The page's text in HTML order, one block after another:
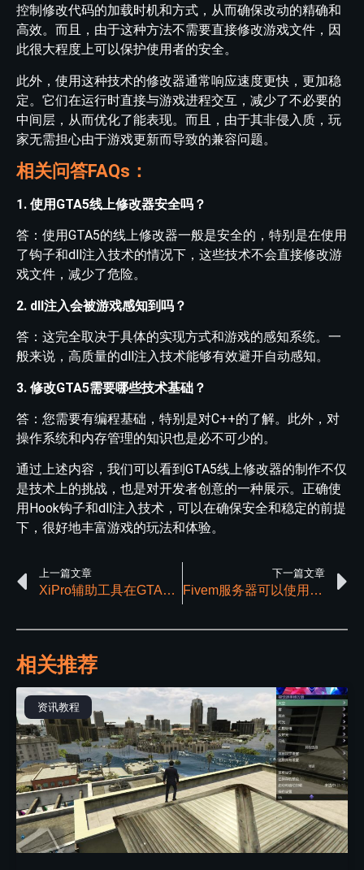
控制修改代码的加载时机和方式，从而确保改动的精确和
高效。而且，由于这种方法不需要直接修改游戏文件，因
此很大程度上可以保护使用者的安全。
此外，使用这种技术的修改器通常响应速度更快，更加稳
定。它们在运行时直接与游戏进程交互，减少了不必要的
中间层，从而优化了能表现。而且，由于其非侵入质，玩
家无需担心由于游戏更新而导致的兼容问题。
相关问答FAQs：
1. 使用GTA5线上修改器安全吗？
答：使用GTA5的线上修改器一般是安全的，特别是在使用
了钩子和dll注入技术的情况下，这些技术不会直接修改游
戏文件，减少了危险。
2. dll注入会被游戏感知到吗？
答：这完全取决于具体的实现方式和游戏的感知系统。一
般来说，高质量的dll注入技术能够有效避开自动感知。
3. 修改GTA5需要哪些技术基础？
答：您需要有编程基础，特别是对C++的了解。此外，对
操作系统和内存管理的知识也是必不可少的。
通过上述内容，我们可以看到GTA5线上修改器的制作不仅
是技术上的挑战，也是对开发者创意的一种展示。正确使
用Hook钩子和dll注入技术，可以在确保安全和稳定的前提
下，很好地丰富游戏的玩法和体验。
上一篇文章
XiPro辅助工具在GTA5中的独特魅力解析
下一篇文章
Fivem服务器可以使用辅助吗
相关推荐
资讯教程